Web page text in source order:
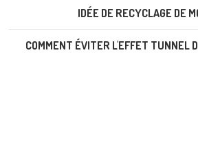
IDÉE DE RECYCLAGE DE
COMMENT ÉVITER L'EFFET TUNNEL